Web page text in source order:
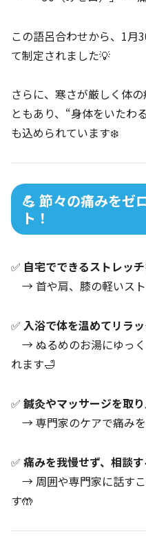
この語呂合わせから、1月
て制定されました💡
さらに、寒さが厳しく体
ともあり、“身体をいたわ
も込められています❄️
💪 節々の痛みをゼ
ト！
✅ 自宅でできるストレッ
→ 首や肩、膝の軽いス
✅ 入浴で体を温めてリラ
→ ぬるめのお湯にゆっ
れます🛁
✅ 鍼灸やマッサージを取
→ 専門家のケアで痛み
✅ 痛みを我慢せず、相談
→ 周囲や専門家に話す
す🤲